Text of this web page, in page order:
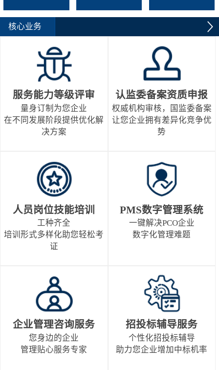
核心业务
服务能力等级评审
量身订制为您企业
在不同发展阶段提供优化解
决方案
认监委备案资质申报
权威机构审核，国监委备案
让您企业拥有差异化竞争优
势
人员岗位技能培训
工种齐全
培训形式多样化助您轻松考
证
PMS数字管理系统
一键解决PCO企业
数字化管理难题
企业管理咨询服务
您身边的企业
管理贴心服务专家
招投标辅导服务
个性化招投标辅导
助力您企业增加中标机率